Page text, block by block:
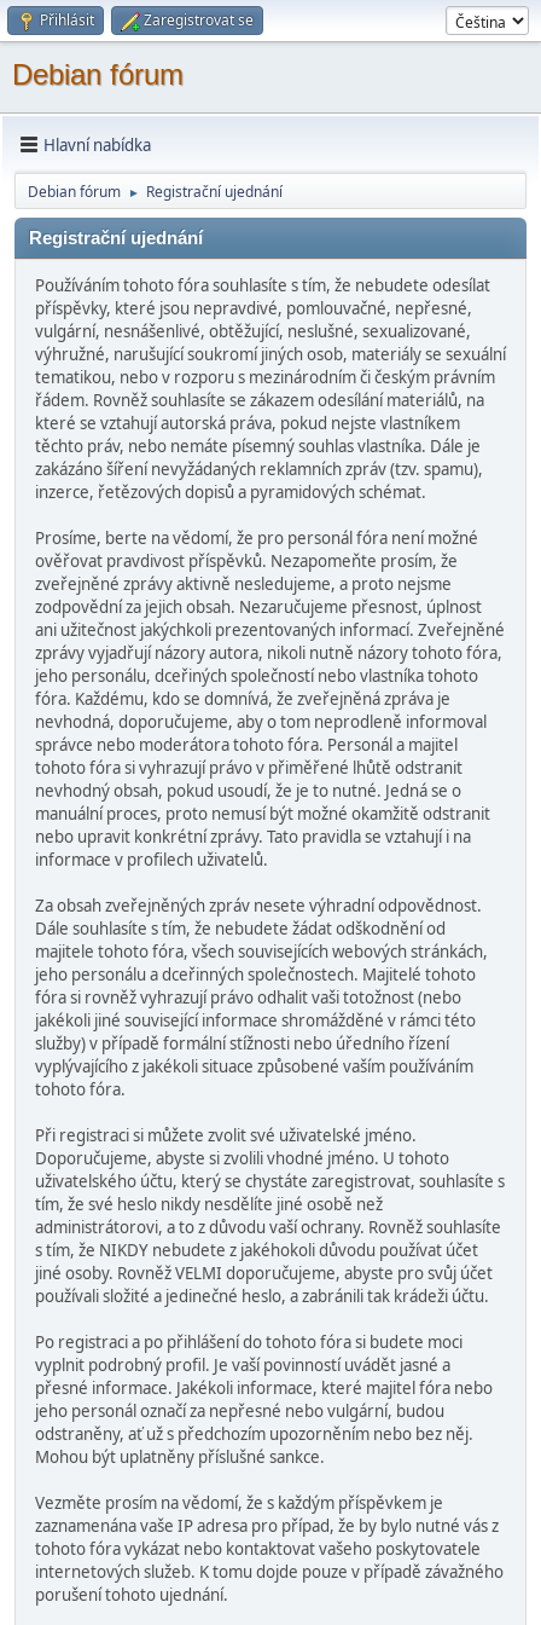
Přihlásit Zaregistrovat se
Debian fórum
Hlavní nabídka
Debian fórum ► Registrační ujednání
Registrační ujednání
Používáním tohoto fóra souhlasíte s tím, že nebudete odesílat
příspěvky, které jsou nepravdivé, pomlouvačné, nepřesné,
vulgární, nesnášenlivé, obtěžující, neslušné, sexualizované,
výhružné, narušující soukromí jiných osob, materiály se sexuální
tematikou, nebo v rozporu s mezinárodním či českým právním
řádem. Rovněž souhlasíte se zákazem odesílání materiálů, na
které se vztahují autorská práva, pokud nejste vlastníkem
těchto práv, nebo nemáte písemný souhlas vlastníka. Dále je
zakázáno šíření nevyžádaných reklamních zpráv (tzv. spamu),
inzerce, řetězových dopisů a pyramidových schémat.
Prosíme, berte na vědomí, že pro personál fóra není možné
ověřovat pravdivost příspěvků. Nezapomeňte prosím, že
zveřejněné zprávy aktivně nesledujeme, a proto nejsme
zodpovědní za jejich obsah. Nezaručujeme přesnost, úplnost
ani užitečnost jakýchkoli prezentovaných informací. Zveřejněné
zprávy vyjadřují názory autora, nikoli nutně názory tohoto fóra,
jeho personálu, dceřiných společností nebo vlastníka tohoto
fóra. Každému, kdo se domnívá, že zveřejněná zpráva je
nevhodná, doporučujeme, aby o tom neprodleně informoval
správce nebo moderátora tohoto fóra. Personál a majitel
tohoto fóra si vyhrazují právo v přiměřené lhůtě odstranit
nevhodný obsah, pokud usoudí, že je to nutné. Jedná se o
manuální proces, proto nemusí být možné okamžitě odstranit
nebo upravit konkrétní zprávy. Tato pravidla se vztahují i na
informace v profilech uživatelů.
Za obsah zveřejněných zpráv nesete výhradní odpovědnost.
Dále souhlasíte s tím, že nebudete žádat odškodnění od
majitele tohoto fóra, všech souvisejících webových stránkách,
jeho personálu a dceřinných společnostech. Majitelé tohoto
fóra si rovněž vyhrazují právo odhalit vaši totožnost (nebo
jakékoli jiné související informace shromážděné v rámci této
služby) v případě formální stížnosti nebo úředního řízení
vyplývajícího z jakékoli situace způsobené vaším používáním
tohoto fóra.
Při registraci si můžete zvolit své uživatelské jméno.
Doporučujeme, abyste si zvolili vhodné jméno. U tohoto
uživatelského účtu, který se chystáte zaregistrovat, souhlasíte s
tím, že své heslo nikdy nesdělíte jiné osobě než
administrátorovi, a to z důvodu vaší ochrany. Rovněž souhlasíte
s tím, že NIKDY nebudete z jakéhokoli důvodu používat účet
jiné osoby. Rovněž VELMI doporučujeme, abyste pro svůj účet
používali složité a jedinečné heslo, a zabránili tak krádeži účtu.
Po registraci a po přihlášení do tohoto fóra si budete moci
vyplnit podrobný profil. Je vaší povinností uvádět jasné a
přesné informace. Jakékoli informace, které majitel fóra nebo
jeho personál označí za nepřesné nebo vulgární, budou
odstraněny, ať už s předchozím upozorněním nebo bez něj.
Mohou být uplatněny příslušné sankce.
Vezměte prosím na vědomí, že s každým příspěvkem je
zaznamenána vaše IP adresa pro případ, že by bylo nutné vás z
tohoto fóra vykázat nebo kontaktovat vašeho poskytovatele
internetových služeb. K tomu dojde pouze v případě závažného
porušení tohoto ujednání.